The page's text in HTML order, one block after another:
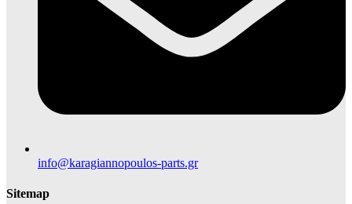
info@karagiannopoulos-parts.gr
Sitemap